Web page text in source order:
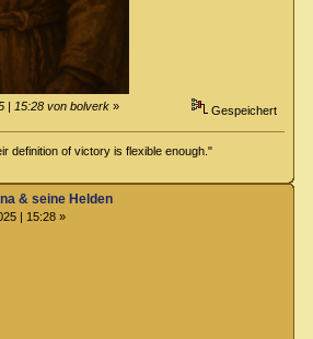
| 15:28 von bolverk » Gespeichert
definition of victory is flexible enough."
& seine Helden
| 15:28 »